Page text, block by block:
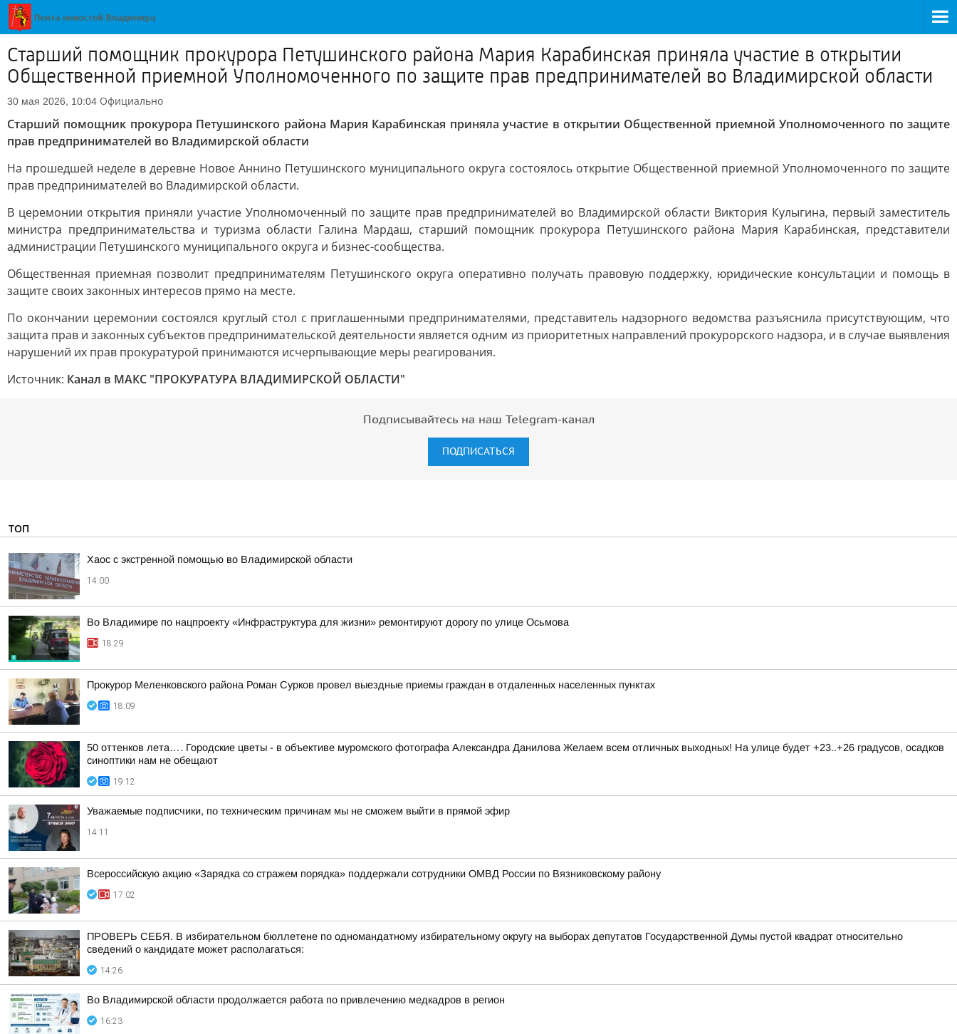
Старший помощник прокурора Петушинского района Мария Карабинская приняла участие в открытии
Общественной приемной Уполномоченного по защите прав предпринимателей во Владимирской области
30 мая 2026, 10:04 Официально
Старший помощник прокурора Петушинского района Мария Карабинская приняла участие в открытии Общественной приемной Уполномоченного по защите
прав предпринимателей во Владимирской области
На прошедшей неделе в деревне Новое Аннино Петушинского муниципального округа состоялось открытие Общественной приемной Уполномоченного по защите
прав предпринимателей во Владимирской области.
В церемонии открытия приняли участие Уполномоченный по защите прав предпринимателей во Владимирской области Виктория Кулыгина, первый заместитель
министра предпринимательства и туризма области Галина Мардаш, старший помощник прокурора Петушинского района Мария Карабинская, представители
администрации Петушинского муниципального округа и бизнес-сообщества.
Общественная приемная позволит предпринимателям Петушинского округа оперативно получать правовую поддержку, юридические консультации и помощь в
защите своих законных интересов прямо на месте.
По окончании церемонии состоялся круглый стол с приглашенными предпринимателями, представитель надзорного ведомства разъяснила присутствующим, что
защита прав и законных субъектов предпринимательской деятельности является одним из приоритетных направлений прокурорского надзора, и в случае выявления
нарушений их прав прокуратурой принимаются исчерпывающие меры реагирования.
Источник: Канал в МАКС "ПРОКУРАТУРА ВЛАДИМИРСКОЙ ОБЛАСТИ"
Подписывайтесь на наш Telegram-канал
ПОДПИСАТЬСЯ
ТОП
Хаос с экстренной помощью во Владимирской области
14:00
Во Владимире по нацпроекту «Инфраструктура для жизни» ремонтируют дорогу по улице Осьмова
18:29
Прокурор Меленковского района Роман Сурков провел выездные приемы граждан в отдаленных населенных пунктах
18:09
50 оттенков лета…. Городские цветы - в объективе муромского фотографа Александра Данилова Желаем всем отличных выходных! На улице будет +23..+26 градусов, осадков
синоптики нам не обещают
19:12
Уважаемые подписчики, по техническим причинам мы не сможем выйти в прямой эфир
14:11
Всероссийскую акцию «Зарядка со стражем порядка» поддержали сотрудники ОМВД России по Вязниковскому району
17:02
ПРОВЕРЬ СЕБЯ. В избирательном бюллетене по одномандатному избирательному округу на выборах депутатов Государственной Думы пустой квадрат относительно
сведений о кандидате может располагаться:
14:26
Во Владимирской области продолжается работа по привлечению медкадров в регион
16:23